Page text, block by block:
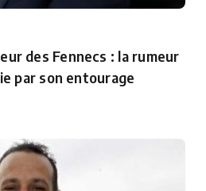
des Fennecs : la rumeur
par son entourage